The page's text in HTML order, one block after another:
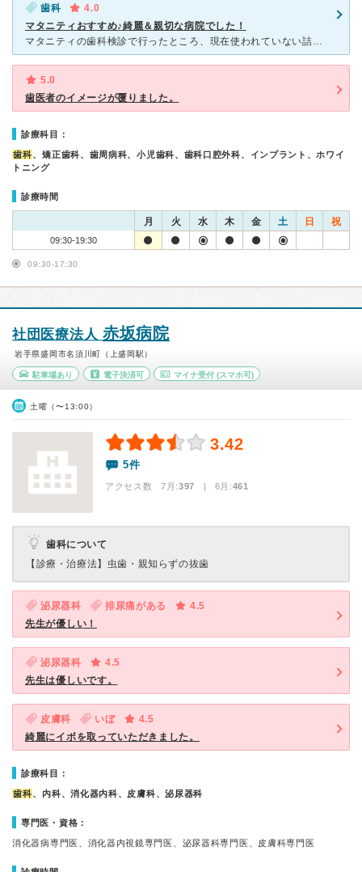
歯科
4.0
マタニティおすすめ♪綺麗＆親切な病院でした！
マタニティの歯科検診で行ったところ、現在使われていない詰め物が見つかり、それの取り換えと虫歯の治療で利用しました。 施設はとても綺麗で、治療時間も１５分刻みで決められているので、待ち時間はほとん
5.0
歯医者のイメージが覆りました。
診療科目：
歯科、矯正歯科、歯周病科、小児歯科、歯科口腔外科、インプラント、ホワイ
トニング
診療時間
月 火 水 木 金 土 日 祝
09:30-19:30
09:30-17:30
社団医療法人 赤坂病院
岩手県盛岡市名須川町（上盛岡駅）
駐車場あり 電子決済可 マイナ受付 (スマホ可)
土曜（〜13:00）
3.42
5件
アクセス数 7月:397 | 6月:461
歯科について
【診療・治療法】 虫歯・親知らずの抜歯
泌尿器科 排尿痛がある
4.5
先生が優しい！
泌尿器科
4.5
先生は優しいです。
皮膚科 いぼ
4.5
綺麗にイボを取っていただきました。
診療科目：
歯科、内科、消化器内科、皮膚科、泌尿器科
専門医・資格：
消化器病専門医、消化器内視鏡専門医、泌尿器科専門医、皮膚科専門医